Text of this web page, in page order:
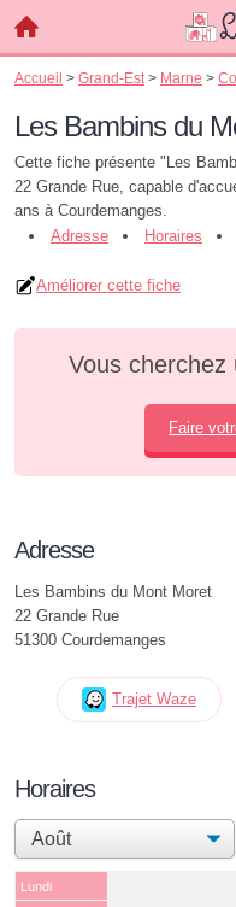
Accueil > Grand-Est > Marne >
Les Bambins du
Cette fiche présente "Les
22 Grande Rue, capable
ans à Courdemanges.
Adresse
Horaires
Améliorer cette fiche
Vous cherchez
Faire
Adresse
Les Bambins du Mont Moret
22 Grande Rue
51300 Courdemanges
Trajet Waze
Horaires
Lundi